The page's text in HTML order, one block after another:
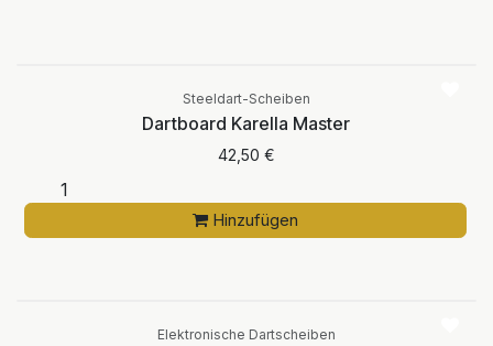
Steeldart-Scheiben
Dartboard Karella Master
42,50 €
Hinzufügen
Elektronische Dartscheiben